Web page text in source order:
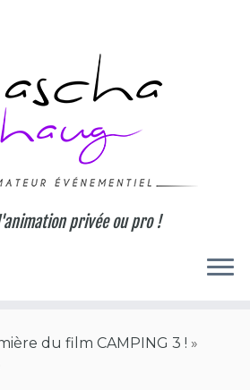
privée ou pro !
du film CAMPING 3 ! »